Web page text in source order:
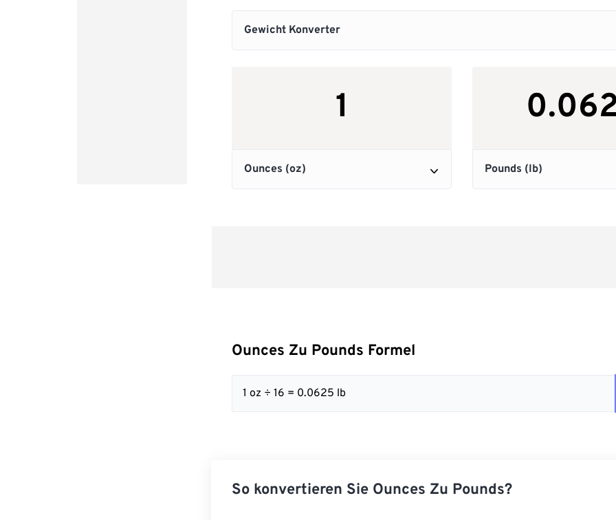
Ounces Zu Pounds Formel
1 oz ÷ 16 = 0.0625 lb
So konvertieren Sie Ounces Zu Pounds?